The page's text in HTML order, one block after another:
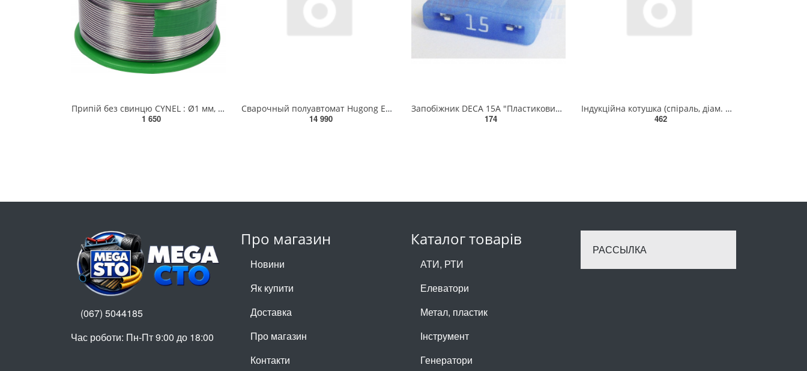
Припій без свинцю CYNEL : Ø1 мм, Sn99,3-Cu0,7 дротяний на котушці з флюсом m= 250 г [20] 76853
1 650
Сварочный полуавтомат Hugong ExtreMig 180 - (HUGONG - 750050180)
14 990
Запобіжник DECA 15А "Пластиковий" (10 шт/уп) SMART 119, CLASS 12A
174
Індукційна котушка (спіраль, діам. 3/4 ") для IND-1000W 34-COIL G.I.KRAFT
462
Про магазин
Новини
Як купити
Доставка
Про магазин
Контакти
Каталог товарів
АТИ, РТИ
Елеватори
Метал, пластик
Інструмент
Генератори
РАССЫЛКА
(067) 5044185
Час роботи: Пн-Пт 9:00 до 18:00